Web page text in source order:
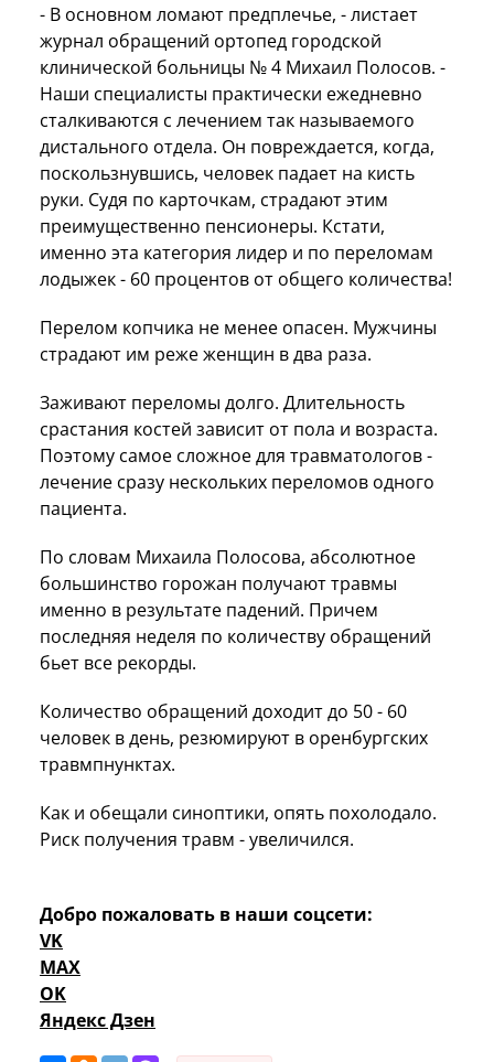
- В основном ломают предплечье, - листает
журнал обращений ортопед городской
клинической больницы № 4 Михаил Полосов. -
Наши специалисты практически ежедневно
сталкиваются с лечением так называемого
дистального отдела. Он повреждается, когда,
поскользнувшись, человек падает на кисть
руки. Судя по карточкам, страдают этим
преимущественно пенсионеры. Кстати,
именно эта категория лидер и по переломам
лодыжек - 60 процентов от общего количества!
Перелом копчика не менее опасен. Мужчины
страдают им реже женщин в два раза.
Заживают переломы долго. Длительность
срастания костей зависит от пола и возраста.
Поэтому самое сложное для травматологов -
лечение сразу нескольких переломов одного
пациента.
По словам Михаила Полосова, абсолютное
большинство горожан получают травмы
именно в результате падений. Причем
последняя неделя по количеству обращений
бьет все рекорды.
Количество обращений доходит до 50 - 60
человек в день, резюмируют в оренбургских
травмпнунктах.
Как и обещали синоптики, опять похолодало.
Риск получения травм - увеличился.
Добро пожаловать в наши соцсети:
VK
MAX
OK
Яндекс Дзен